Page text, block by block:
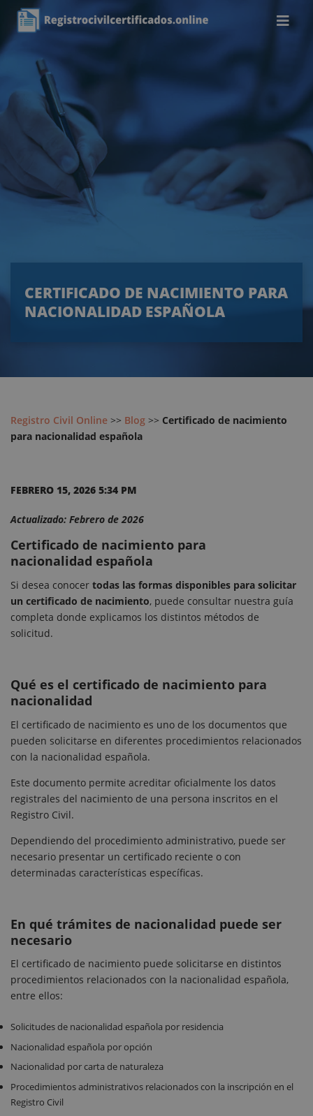
CERTIFICADO DE NACIMIENTO PARA
NACIONALIDAD ESPAÑOLA
Registro Civil Online >> Blog >> Certificado de nacimiento
para nacionalidad española
FEBRERO 15, 2026 5:34 PM
Actualizado: Febrero de 2026
Certificado de nacimiento para
nacionalidad española
Si desea conocer todas las formas disponibles para solicitar
un certificado de nacimiento, puede consultar nuestra guía
completa donde explicamos los distintos métodos de
solicitud.
Qué es el certificado de nacimiento para
nacionalidad
El certificado de nacimiento es uno de los documentos que
pueden solicitarse en diferentes procedimientos relacionados
con la nacionalidad española.
Este documento permite acreditar oficialmente los datos
registrales del nacimiento de una persona inscritos en el
Registro Civil.
Dependiendo del procedimiento administrativo, puede ser
necesario presentar un certificado reciente o con
determinadas características específicas.
En qué trámites de nacionalidad puede ser
necesario
El certificado de nacimiento puede solicitarse en distintos
procedimientos relacionados con la nacionalidad española,
entre ellos:
Solicitudes de nacionalidad española por residencia
Nacionalidad española por opción
Nacionalidad por carta de naturaleza
Procedimientos administrativos relacionados con la inscripción en el
Registro Civil